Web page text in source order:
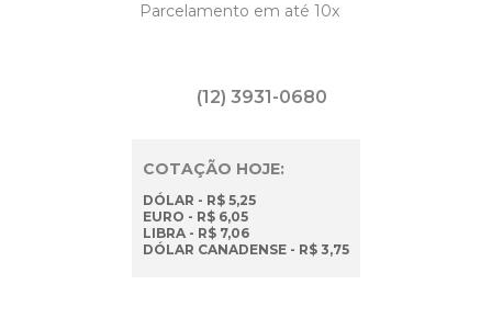
Parcelamento em até 10x
(12) 3931-0680
COTAÇÃO HOJE:
DÓLAR - R$ 5,25
EURO - R$ 6,05
LIBRA - R$ 7,06
DÓLAR CANADENSE - R$ 3,75